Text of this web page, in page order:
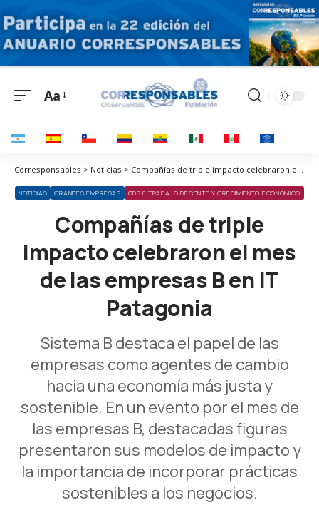
Aa
Corresponsables > Noticias > Compañías de triple impacto celebraron el mes de las empresas B en IT Patagonia
NOTICIAS GRANDES EMPRESAS ODS 8 TRABAJO DECENTE Y CRECIMIENTO ECONÓMICO
Compañías de triple
impacto celebraron el mes
de las empresas B en IT
Patagonia
Sistema B destaca el papel de las
empresas como agentes de cambio
hacia una economía más justa y
sostenible. En un evento por el mes de
las empresas B, destacadas figuras
presentaron sus modelos de impacto y
la importancia de incorporar prácticas
sostenibles a los negocios.